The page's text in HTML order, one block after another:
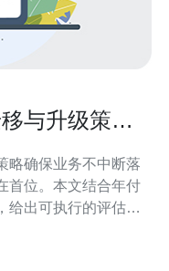
与升级策略
略确保业务不中断落
首位。本文结合年付
给出可执行的评估、